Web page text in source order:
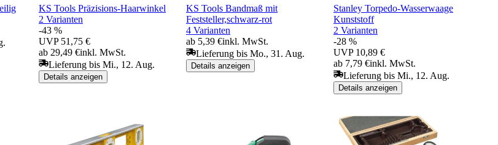
KS Tools Präzisions-Haarwinkel
2 Varianten
-43 %
UVP 51,75 €
ab 29,49 €inkl. MwSt.
Lieferung bis Mi., 12. Aug.
Details anzeigen
KS Tools Bandmaß mit
Feststeller,schwarz-rot
4 Varianten
ab 5,39 €inkl. MwSt.
Lieferung bis Mo., 31. Aug.
Details anzeigen
Stanley Torpedo-Wasserwaage
Kunststoff
2 Varianten
-28 %
UVP 10,89 €
ab 7,79 €inkl. MwSt.
Lieferung bis Mi., 12. Aug.
Details anzeigen